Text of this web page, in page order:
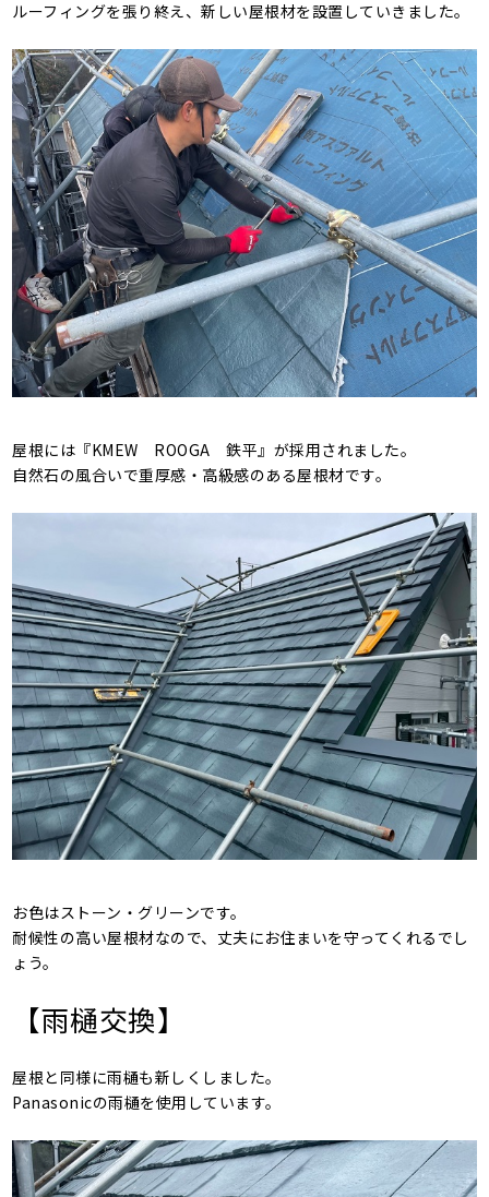
ルーフィングを張り終え、新しい屋根材を設置していきました。
屋根には『KMEW ROOGA 鉄平』が採用されました。
自然石の風合いで重厚感・高級感のある屋根材です。
お色はストーン・グリーンです。
耐候性の高い屋根材なので、丈夫にお住まいを守ってくれるでし
ょう。
【雨樋交換】
屋根と同様に雨樋も新しくしました。
Panasonicの雨樋を使用しています。